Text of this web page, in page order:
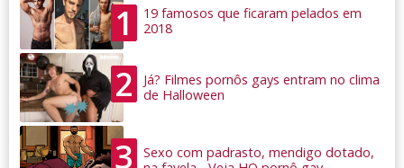
1
19 famosos que ficaram pelados em
2018
2
Já? Filmes pornôs gays entram no clima
de Halloween
3
Sexo com padrasto, mendigo dotado,